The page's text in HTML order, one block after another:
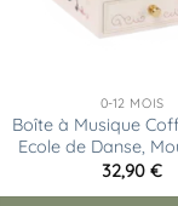
0-12 MOIS
Boîte à Musique
Ecole de Danse,
32,90€